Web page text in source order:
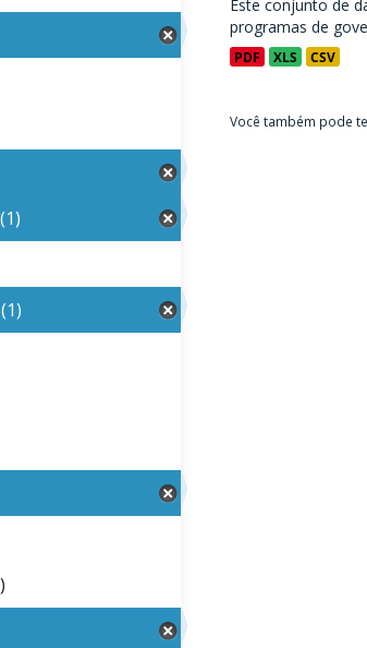
Este conjunto de
programas de
PDF XLS CSV
Você também pode